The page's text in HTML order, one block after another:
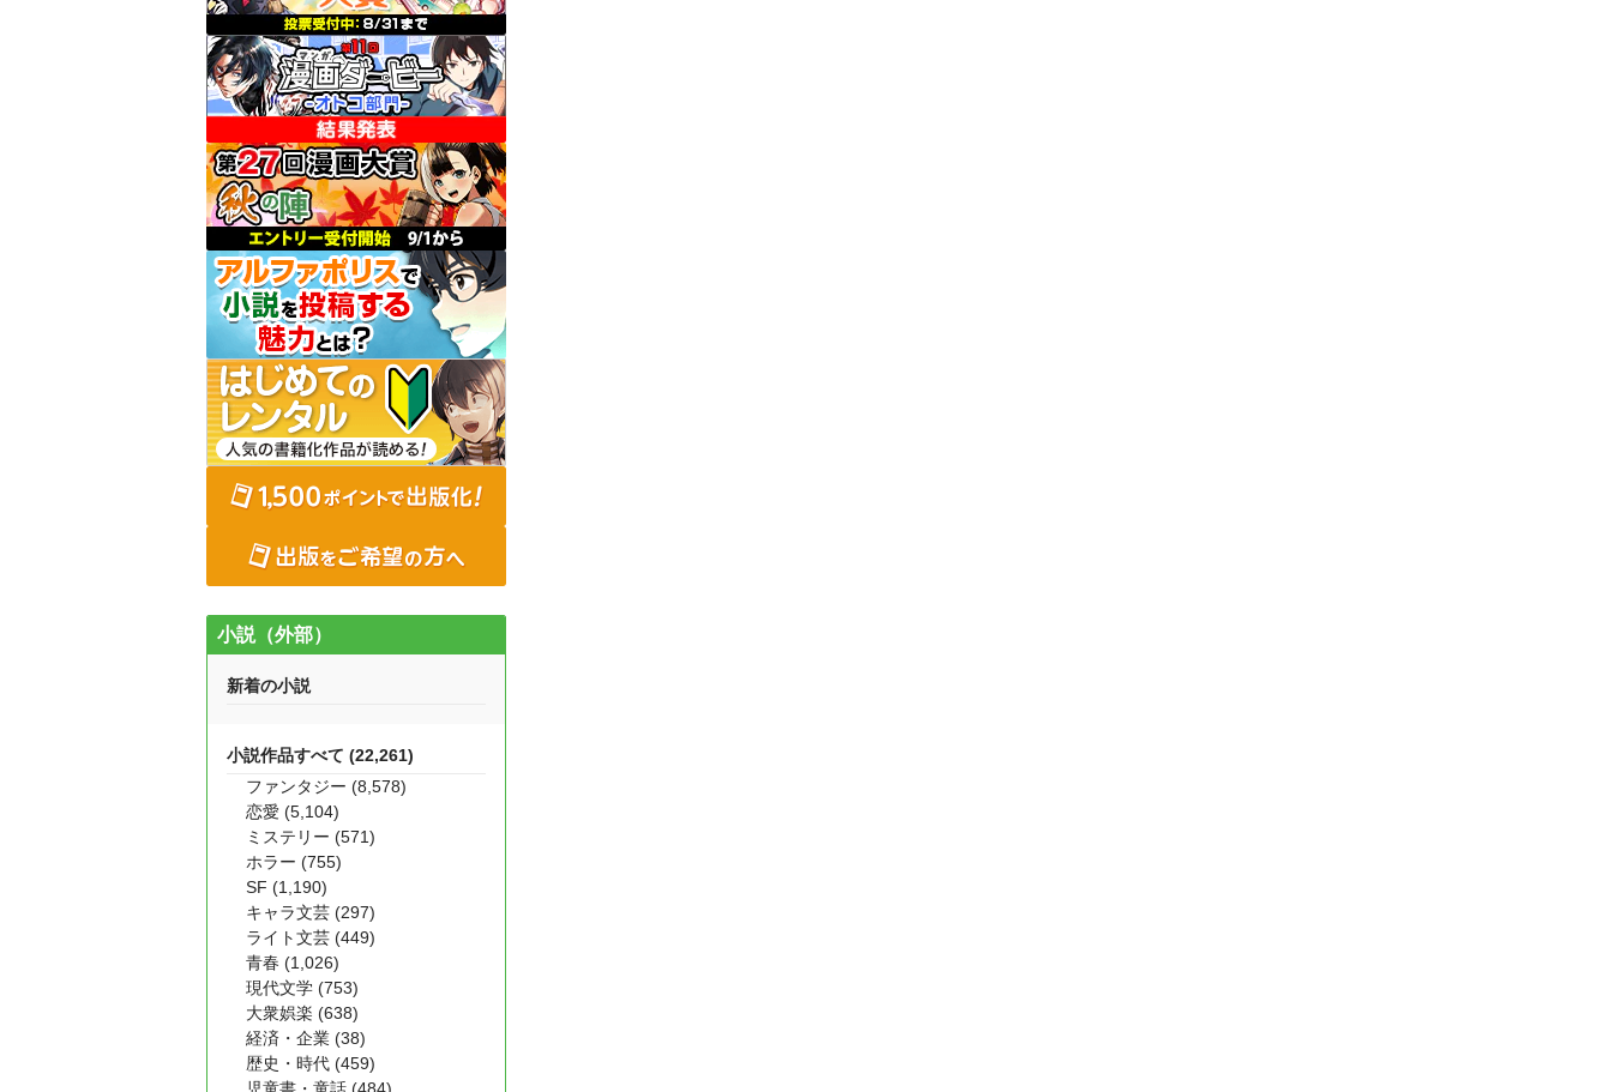
小説（外部）
新着の小説
小説作品すべて (22,261)
ファンタジー (8,578)
恋愛 (5,104)
ミステリー (571)
ホラー (755)
SF (1,190)
キャラ文芸 (297)
ライト文芸 (449)
青春 (1,026)
現代文学 (753)
大衆娯楽 (638)
経済・企業 (38)
歴史・時代 (459)